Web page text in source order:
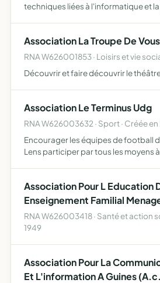
techniques liées à l'informatique et
Association La Troupe De
RNA W626001853 · Loisirs et vie
Découvrir et faire découvrir le
Association Le Terminus Udg
RNA W626003632 · Sport · Créée en
Encourager les équipes de football
Lens participer par tous les moyens
Lens…
Association Pour L Education
Enseignement Familial
RNA W626003418 · Santé et action
1949
Association Pour La
Et L'information A Guines